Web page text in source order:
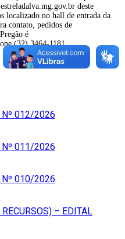
deste
localizado no hall de entrada da
contato, pedidos de
é
(32) 3464-1181.
Nº 012/2026
Nº 011/2026
Nº 010/2026
– EDITAL